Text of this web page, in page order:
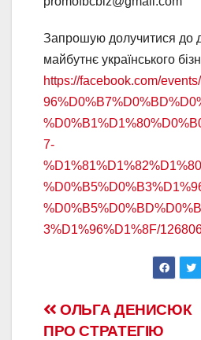
Запрошую долучитися до
майбутнє українського
https://facebook.com/
7-
3%D1%96%D1%8F/
ОЛЬГА ДЕНИСЮК
ПРО СТРАТЕГІЮ